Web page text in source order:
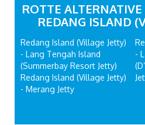
ROTTE
REDANG ISLAND
Redang Island (Village Jetty)
- Lang Tengah Island
(Summerbay Resort Jetty)
Redang Island (Village Jetty)
- Merang Jetty
-